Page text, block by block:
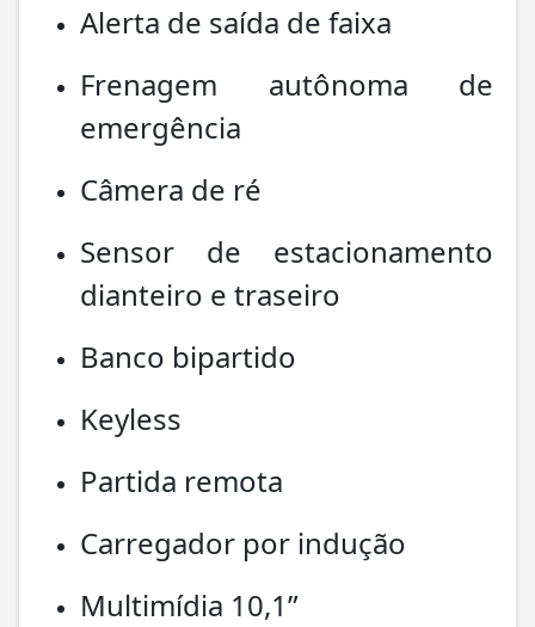
Alerta de saída de faixa
Frenagem autônoma de
emergência
Câmera de ré
Sensor de estacionamento
dianteiro e traseiro
Banco bipartido
Keyless
Partida remota
Carregador por indução
Multimídia 10,1”